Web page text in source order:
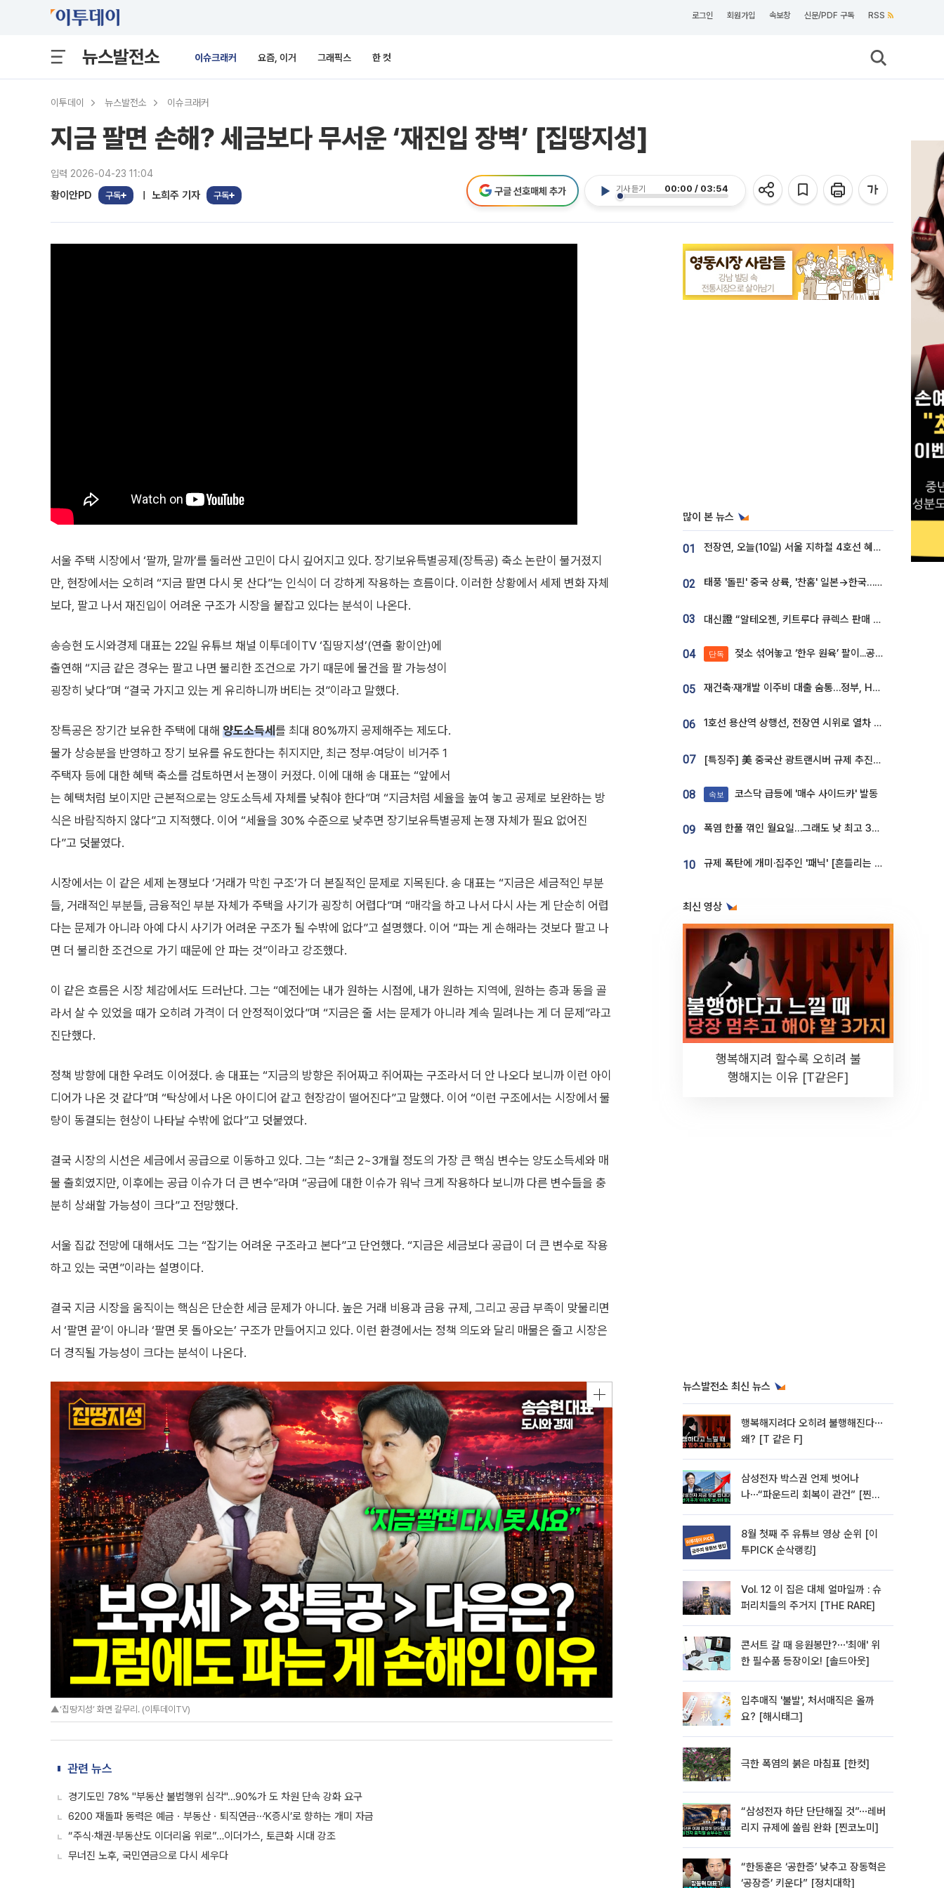
로그인 회원가입 속보창 신문/PDF 구독 RSS
뉴스발전소 이슈크래커 요즘, 이거 그래픽스 한 컷
이투데이 뉴스발전소 이슈크래커
지금 팔면 손해? 세금보다 무서운 ‘재진입 장벽’ [집땅지성]
입력 2026-04-23 11:04
황이안PD 구독 노희주 기자 구독
기사 듣기 00:00 / 03:54
구글 선호매체 추가
서울 주택 시장에서 ‘팔까, 말까’를 둘러싼 고민이 다시 깊어지고 있다. 장기보유특별공제(장특공) 축소 논란이 불거졌지
만, 현장에서는 오히려 “지금 팔면 다시 못 산다”는 인식이 더 강하게 작용하는 흐름이다. 이러한 상황에서 세제 변화 자체
보다, 팔고 나서 재진입이 어려운 구조가 시장을 붙잡고 있다는 분석이 나온다.
송승현 도시와경제 대표는 22일 유튜브 채널 이투데이TV ‘집땅지성’(연출 황이안)에
출연해 “지금 같은 경우는 팔고 나면 불리한 조건으로 가기 때문에 물건을 팔 가능성이
굉장히 낮다”며 “결국 가지고 있는 게 유리하니까 버티는 것”이라고 말했다.
장특공은 장기간 보유한 주택에 대해 양도소득세를 최대 80%까지 공제해주는 제도다.
물가 상승분을 반영하고 장기 보유를 유도한다는 취지지만, 최근 정부·여당이 비거주 1
주택자 등에 대한 혜택 축소를 검토하면서 논쟁이 커졌다. 이에 대해 송 대표는 “앞에서
는 혜택처럼 보이지만 근본적으로는 양도소득세 자체를 낮춰야 한다”며 “지금처럼 세율을 높여 놓고 공제로 보완하는 방
식은 바람직하지 않다”고 지적했다. 이어 “세율을 30% 수준으로 낮추면 장기보유특별공제 논쟁 자체가 필요 없어진
다”고 덧붙였다.
시장에서는 이 같은 세제 논쟁보다 ‘거래가 막힌 구조’가 더 본질적인 문제로 지목된다. 송 대표는 “지금은 세금적인 부분
들, 거래적인 부분들, 금융적인 부분 자체가 주택을 사기가 굉장히 어렵다”며 “매각을 하고 나서 다시 사는 게 단순히 어렵
다는 문제가 아니라 아예 다시 사기가 어려운 구조가 될 수밖에 없다”고 설명했다. 이어 “파는 게 손해라는 것보다 팔고 나
면 더 불리한 조건으로 가기 때문에 안 파는 것”이라고 강조했다.
이 같은 흐름은 시장 체감에서도 드러난다. 그는 “예전에는 내가 원하는 시점에, 내가 원하는 지역에, 원하는 층과 동을 골
라서 살 수 있었을 때가 오히려 가격이 더 안정적이었다”며 “지금은 줄 서는 문제가 아니라 계속 밀려나는 게 더 문제”라고
진단했다.
정책 방향에 대한 우려도 이어졌다. 송 대표는 “지금의 방향은 쥐어짜고 쥐어짜는 구조라서 더 안 나오다 보니까 이런 아이
디어가 나온 것 같다”며 “탁상에서 나온 아이디어 같고 현장감이 떨어진다”고 말했다. 이어 “이런 구조에서는 시장에서 물
량이 동결되는 현상이 나타날 수밖에 없다”고 덧붙였다.
결국 시장의 시선은 세금에서 공급으로 이동하고 있다. 그는 “최근 2~3개월 정도의 가장 큰 핵심 변수는 양도소득세와 매
물 출회였지만, 이후에는 공급 이슈가 더 큰 변수”라며 “공급에 대한 이슈가 워낙 크게 작용하다 보니까 다른 변수들을 충
분히 상쇄할 가능성이 크다”고 전망했다.
서울 집값 전망에 대해서도 그는 “잡기는 어려운 구조라고 본다”고 단언했다. “지금은 세금보다 공급이 더 큰 변수로 작용
하고 있는 국면”이라는 설명이다.
결국 지금 시장을 움직이는 핵심은 단순한 세금 문제가 아니다. 높은 거래 비용과 금융 규제, 그리고 공급 부족이 맞물리면
서 ‘팔면 끝’이 아니라 ‘팔면 못 돌아오는’ 구조가 만들어지고 있다. 이런 환경에서는 정책 의도와 달리 매물은 줄고 시장은
더 경직될 가능성이 크다는 분석이 나온다.
▲‘집땅지성’ 화면 갈무리. (이투데이TV)
관련 뉴스
경기도민 78% "부동산 불법행위 심각"…90%가 도 차원 단속 강화 요구
6200 재돌파 동력은 예금ㆍ부동산ㆍ퇴직연금⋯‘K증시’로 향하는 개미 자금
“주식·채권·부동산도 이더리움 위로”…이더가스, 토큰화 시대 강조
무너진 노후, 국민연금으로 다시 세우다
많이 본 뉴스
01 전장연, 오늘(10일) 서울 지하철 4호선 혜화역 시위…1호선 용산역 무정차
02 태풍 '돌핀' 중국 상륙, '찬홈' 일본→한국…각국 기상청 예상 경로는?
03 대신證 “알테오젠, 키트루다 큐렉스 판매 3배 급증…목표가 41만원 상향”
04 단독 젖소 섞어놓고 ‘한우 원육’ 팔이...공영홈쇼핑 표기·검증 구멍
05 재건축·재개발 이주비 대출 숨통…정부, HF 보증 신설 추진
06 1호선 용산역 상행선, 전장연 시위로 열차 무정차 운행
07 [특징주] 美 중국산 광트랜시버 규제 추진에 대한광통신 등 광통신株 강세
08 속보 코스닥 급등에 '매수 사이드카' 발동
09 폭염 한풀 꺾인 월요일…그래도 낮 최고 34도 [날씨]
10 규제 폭탄에 개미·집주인 '패닉' [흔들리는 룰, 출렁이는 시장]①
최신 영상
행복해지려 할수록 오히려 불
행해지는 이유 [T같은F]
뉴스발전소 최신 뉴스
행복해지려다 오히려 불행해진다⋯
왜? [T 같은 F]
삼성전자 박스권 언제 벗어나
나⋯“파운드리 회복이 관건” [찐코
8월 첫째 주 유튜브 영상 순위 [이
투PICK 순삭랭킹]
Vol. 12 이 집은 대체 얼마일까 : 슈
퍼리치들의 주거지 [THE RARE]
콘서트 갈 때 응원봉만?⋯'최애' 위
한 필수품 등장이오! [솔드아웃]
입추매직 '불발', 처서매직은 올까
요? [해시태그]
극한 폭염의 붉은 마침표 [한컷]
“삼성전자 하단 단단해질 것”⋯레버
리지 규제에 쏠림 완화 [찐코노미]
“한동훈은 ‘공한증’ 낮추고 장동혁은
‘공장증’ 키운다” [정치대학]